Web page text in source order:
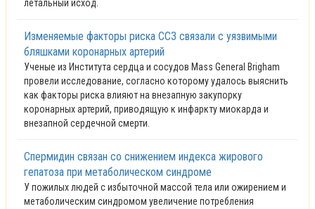
летальный исход.
Изменяемые факторы риска ССЗ связали с уязвимыми
бляшками коронарных артерий
Ученые из Института сердца и сосудов Mass General Brigham
провели исследование, согласно которому удалось выяснить
как факторы риска влияют на внезапную закупорку
коронарных артерий, приводящую к инфаркту миокарда и
внезапной сердечной смерти.
Спермидин связан со снижением индекса жирового
гепатоза при метаболическом синдроме
У пожилых людей с избыточной массой тела или ожирением и
метаболическим синдромом увеличение потребления